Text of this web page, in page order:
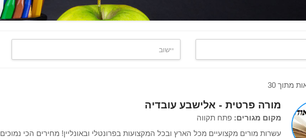
מורה פרטית - אלישבע עובדיה
מקום מגורים: פתח תקווה
עשרות מורים מקצועיים מכל הארץ ובכל המקצועות בפרונטלי ובאונליין! מחירים הכי נמוכים